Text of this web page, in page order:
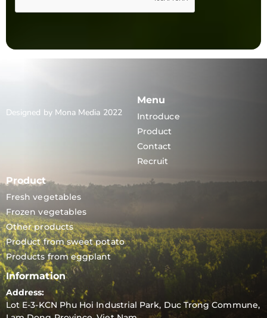
Designed by Mona Media 2022
Menu
Introduce
Product
Contact
Recruit
Product
Fresh vegetables
Frozen vegetables
Other products
Product from sweet potato
Products from eggplant
Information
Address:
Lot E-3-KCN Phu Hoi Industrial Park, Duc Trong Commune,